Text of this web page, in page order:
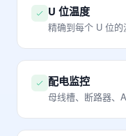
U 位温度
精确到每个 U 位
配电监控
母线槽、断路器、